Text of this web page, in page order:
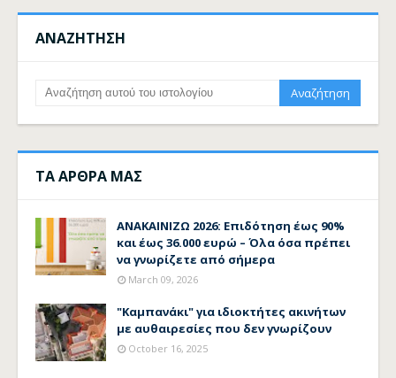
ΑΝΑΖΗΤΗΣΗ
ΤΑ ΑΡΘΡΑ ΜΑΣ
ΑΝΑΚΑΙΝΙΖΩ 2026: Επιδότηση έως 90%
και έως 36.000 ευρώ – Όλα όσα πρέπει
να γνωρίζετε από σήμερα
March 09, 2026
"Καμπανάκι" για ιδιοκτήτες ακινήτων
με αυθαιρεσίες που δεν γνωρίζουν
October 16, 2025